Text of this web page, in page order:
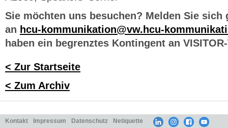
Sie möchten uns besuchen? Melden Sie sich
an hcu-kommunikation@vw.hcu-
haben ein begrenztes Kontingent an
< Zur Startseite
< Zum Archiv
Kontakt Impressum Datenschutz Netiquette